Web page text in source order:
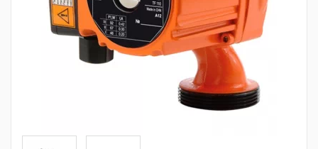
Насосное оборудование
Теплый пол